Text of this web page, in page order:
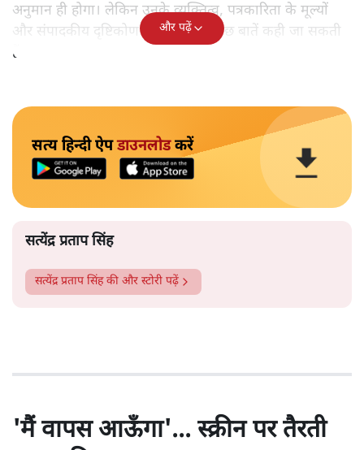
अनुमान ही होगा। लेकिन उनके व्यक्तित्व, पत्रकारिता के मूल्यों
और संपादकीय दृष्टिकोण को देखते हुए कुछ बातें कही जा सकती
हैं।
और पढ़ें
सत्य हिन्दी ऐपडाउनलोडकरें
सत्येंद्र प्रताप सिंह
सत्येंद्र प्रताप सिंहकी और स्टोरी पढ़ें
'मैं वापस आऊँगा'... स्क्रीन पर तैरती